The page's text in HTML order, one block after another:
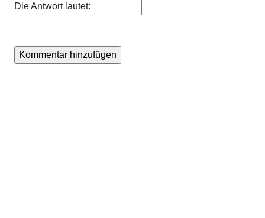
Die Antwort lautet: